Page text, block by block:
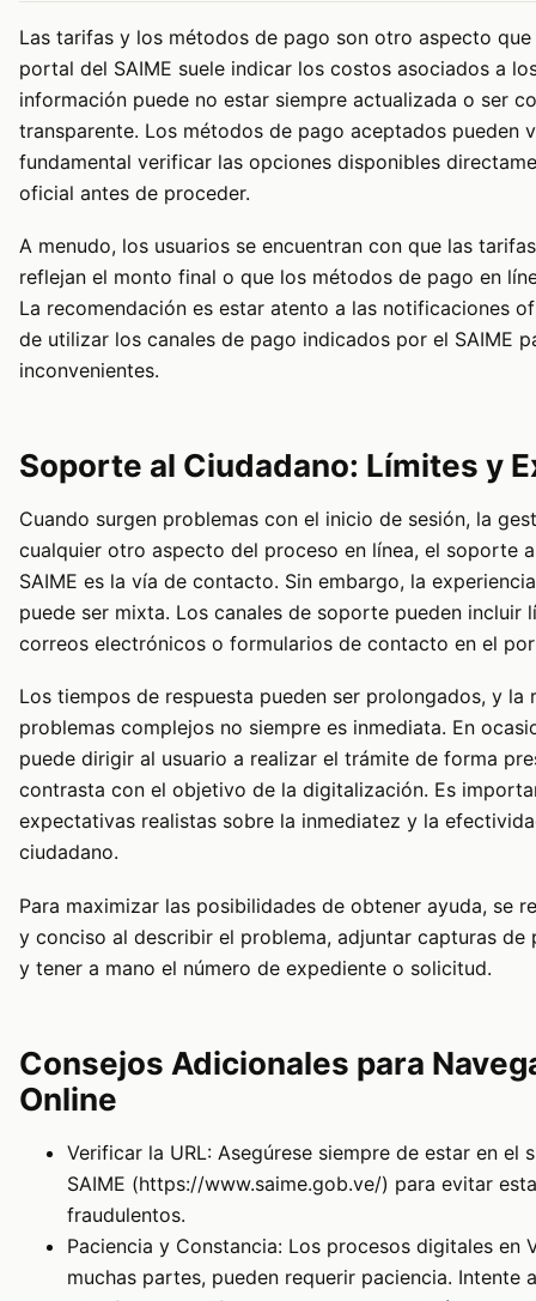
Las tarifas y los métodos de pago son otro aspecto
portal del SAIME suele indicar los costos asociados a
información puede no estar siempre actualizada o ser
transparente. Los métodos de pago aceptados pueden
fundamental verificar las opciones disponibles
oficial antes de proceder.
A menudo, los usuarios se encuentran con que las
reflejan el monto final o que los métodos de pago en
La recomendación es estar atento a las notificaciones
de utilizar los canales de pago indicados por el SAIME
inconvenientes.
Soporte al Ciudadano: Límites y
Cuando surgen problemas con el inicio de sesión, la
cualquier otro aspecto del proceso en línea, el soporte
SAIME es la vía de contacto. Sin embargo, la
puede ser mixta. Los canales de soporte pueden incluir
correos electrónicos o formularios de contacto en el
Los tiempos de respuesta pueden ser prolongados, y la
problemas complejos no siempre es inmediata. En
puede dirigir al usuario a realizar el trámite de forma
contrasta con el objetivo de la digitalización. Es
expectativas realistas sobre la inmediatez y la
ciudadano.
Para maximizar las posibilidades de obtener ayuda, se
y conciso al describir el problema, adjuntar capturas de
y tener a mano el número de expediente o solicitud.
Consejos Adicionales para
Online
Verificar la URL: Asegúrese siempre de estar en el
SAIME (https://www.saime.gob.ve/) para evitar
fraudulentos.
Paciencia y Constancia: Los procesos digitales en
muchas partes, pueden requerir paciencia. Intente